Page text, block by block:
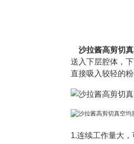
沙拉酱高剪切
送入下层腔体，
直接吸入较轻的
1.连续工作量大，